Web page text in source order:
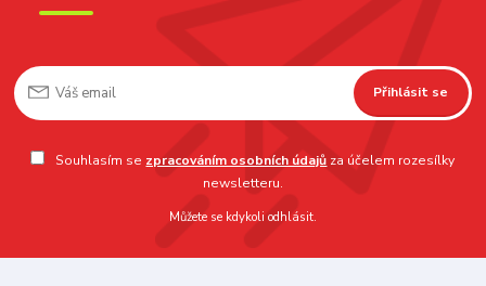
Přihlásit se
Souhlasím se zpracováním osobních údajů za účelem rozesílky
newsletteru.
Můžete se kdykoli odhlásit.